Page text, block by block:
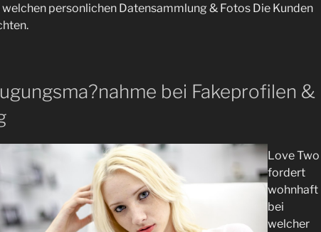
welchen personlichen Datensammlung & Fotos Die Kunden
bei Fakeprofilen &
Love Two
fordert
wohnhaft
bei
welcher